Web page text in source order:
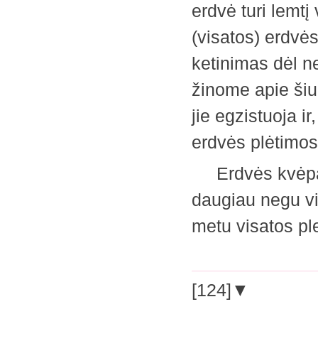
erdvė turi lemtį
(visatos)
ketinimas dėl
žinome apie
jie egzistuoja
erdvės
Erdvės
daugiau negu
metu visatos
[124]▼